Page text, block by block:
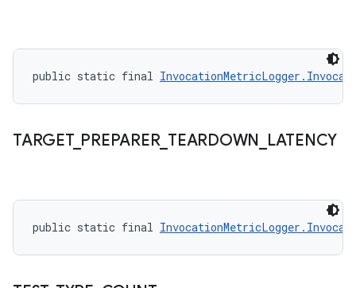
public static final
TARGET_ PREPARER_ TEARDOWN LATENCY
public static final